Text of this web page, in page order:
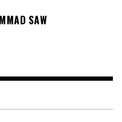
SAW